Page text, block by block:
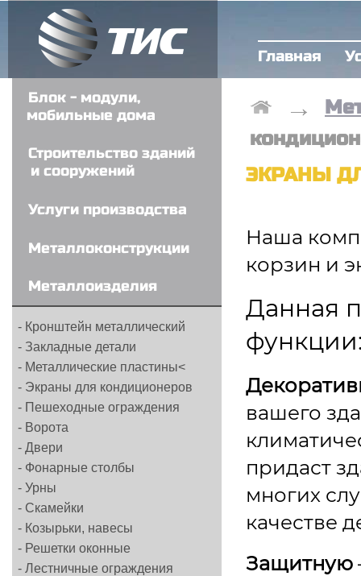
Главная
→
ЭКРАНЫ
Наша
корзин и
Данная
вашего
придаст
многих
качестве
Защитную
Блок - модули,
мобильные дома
Строительство зданий
и сооружений
Услуги производства
Металлоконструкции
- Строительные МК
- Металлические каркасы
- Фермы, балки, рамы
- Металлические перекрытия
Металлоизделия
- Кронштейн металлический
- Закладные детали
- Металлические пластины<
- Экраны для кондиционеров
- Пешеходные ограждения
- Ворота
- Двери
- Фонарные столбы
- Урны
- Скамейки
- Козырьки, навесы
- Решетки оконные
- Лестничные ограждения